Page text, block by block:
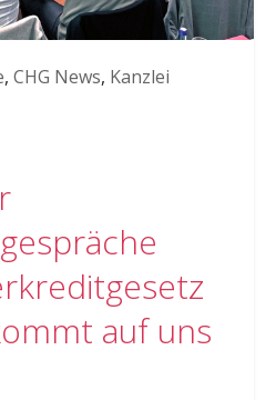
, CHG News, Kanzlei
auf uns